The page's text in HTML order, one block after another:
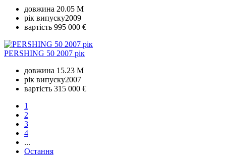
довжина 20.05 M
рік випуску2009
вартість 995 000 €
PERSHING 50 2007 рік
довжина 15.23 M
рік випуску2007
вартість 315 000 €
1
2
3
4
...
Остання